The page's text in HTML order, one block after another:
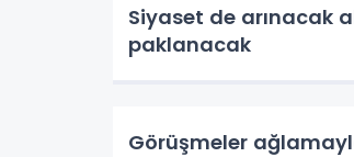
Siyaset de arınacak
paklanacak
Görüşmeler